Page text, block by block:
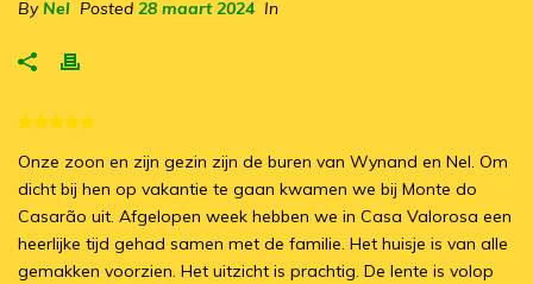
ByNel Posted 28 maart 2024 In
Onze zoon en zijn gezin zijn de buren van Wynand en Nel. Om
dicht bij hen op vakantie te gaan kwamen we bij Monte do
Casarão uit. Afgelopen week hebben we in Casa Valorosa een
heerlijke tijd gehad samen met de familie. Het huisje is van alle
gemakken voorzien. Het uitzicht is prachtig. De lente is volop